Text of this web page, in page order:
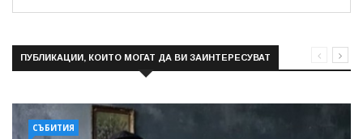
ПУБЛИКАЦИИ, КОИТО МОГАТ ДА ВИ ЗАИНТЕРЕСУВАТ
СЪБИТИЯ